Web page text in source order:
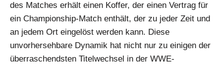
des Matches erhält einen Koffer, der einen Vertrag für
ein Championship-Match enthält, der zu jeder Zeit und
an jedem Ort eingelöst werden kann. Diese
unvorhersehbare Dynamik hat nicht nur zu einigen der
überraschendsten Titelwechsel in der WWE-